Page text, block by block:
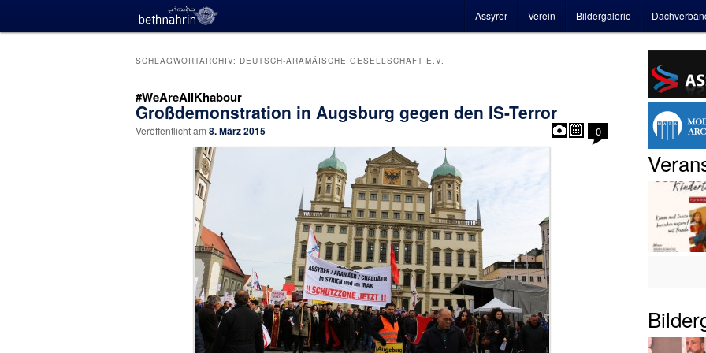
Hauptmenü
Assyrer Verein Bildergalerie
SCHLAGWORTARCHIV: DEUTSCH-ARAMÄISCHE GESELLSCHAFT E.V.
#WeAreAllKhabour
Großdemonstration in Augsburg gegen den IS-Terror
Veröffentlicht am 8. März 2015 0